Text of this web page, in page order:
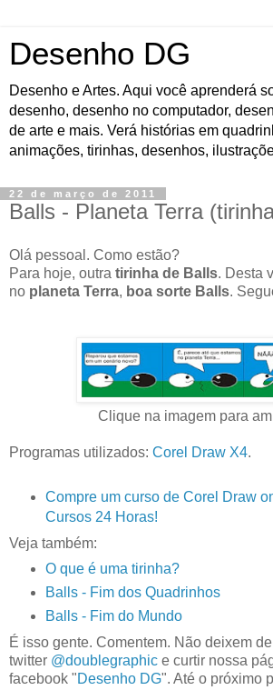
Desenho DG
Desenho e Artes. Aqui você aprenderá
desenho, desenho no computador,
de arte e mais. Verá histórias em
animações, tirinhas, desenhos,
22 de março de 2011
Balls - Planeta Terra
Olá pessoal. Como estão?
Para hoje, outra tirinha de Balls. Desta
no planeta Terra, boa sorte Balls.
Clique na imagem para
Programas utilizados: Corel Draw X4.
Compre um curso de Corel Draw
Cursos 24 Horas!
Veja também:
O que é uma tirinha?
Balls - Fim dos Quadrinhos
Balls - Fim do Mundo
É isso gente. Comentem. Não deixem
twitter @doublegraphic e curtir nossa
facebook "Desenho DG". Até o próximo